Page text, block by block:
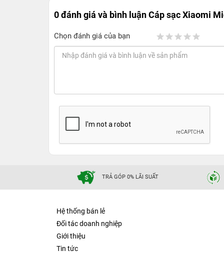
0 đánh giá và bình luậnCáp sạc Xiaomi
Chọn đánh giá của bạn
TRẢ GÓP 0% LÃI SUẤT
Hệ thống bán lẻ
Đối tác doanh nghiệp
Giới thiệu
Tin tức